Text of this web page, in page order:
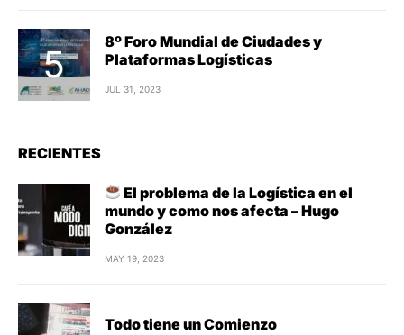
8º Foro Mundial de Ciudades y
Plataformas Logísticas
JUL 31, 2023
RECIENTES
El problema de la Logística en el
mundo y como nos afecta – Hugo
González
MAY 19, 2023
Todo tiene un Comienzo